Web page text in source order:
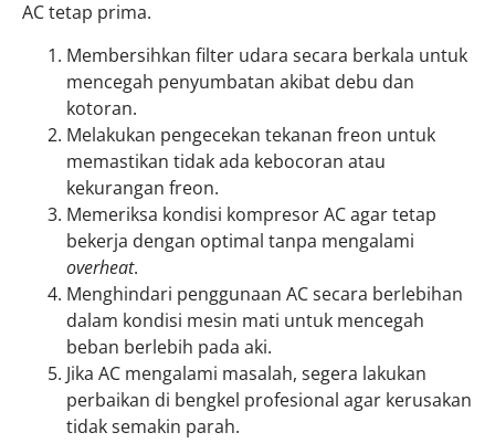
AC tetap prima.
Membersihkan filter udara secara berkala untuk
mencegah penyumbatan akibat debu dan
kotoran.
Melakukan pengecekan tekanan freon untuk
memastikan tidak ada kebocoran atau
kekurangan freon.
Memeriksa kondisi kompresor AC agar tetap
bekerja dengan optimal tanpa mengalami
overheat.
Menghindari penggunaan AC secara berlebihan
dalam kondisi mesin mati untuk mencegah
beban berlebih pada aki.
Jika AC mengalami masalah, segera lakukan
perbaikan di bengkel profesional agar kerusakan
tidak semakin parah.